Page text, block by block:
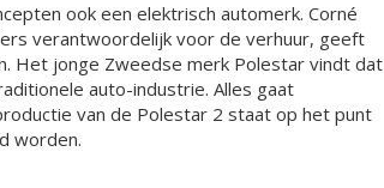
ook een elektrisch automerk. Corné
verantwoordelijk voor de verhuur, geeft
Het jonge Zweedse merk Polestar vindt dat
auto-industrie. Alles gaat
van de Polestar 2 staat op het punt
worden.